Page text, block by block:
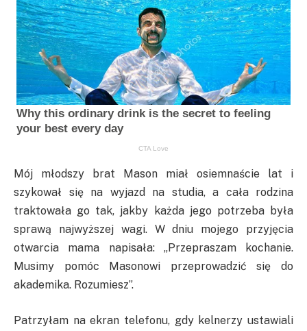
Mój młodszy brat Mason miał osiemnaście lat i
szykował się na wyjazd na studia, a cała rodzina
traktowała go tak, jakby każda jego potrzeba była
sprawą najwyższej wagi. W dniu mojego przyjęcia
otwarcia mama napisała: „Przepraszam kochanie.
Musimy pomóc Masonowi przeprowadzić się do
akademika. Rozumiesz”.
Patrzyłam na ekran telefonu, gdy kelnerzy ustawiali